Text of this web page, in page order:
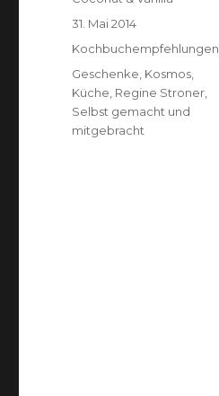
Veröffentlicht
31. Mai 2014
Kategorien
Kochbuchempfehlungen
Schlagwörter
Geschenke Kosmos
Küche Regine Stroner
Selbst gemacht und
mitgebracht